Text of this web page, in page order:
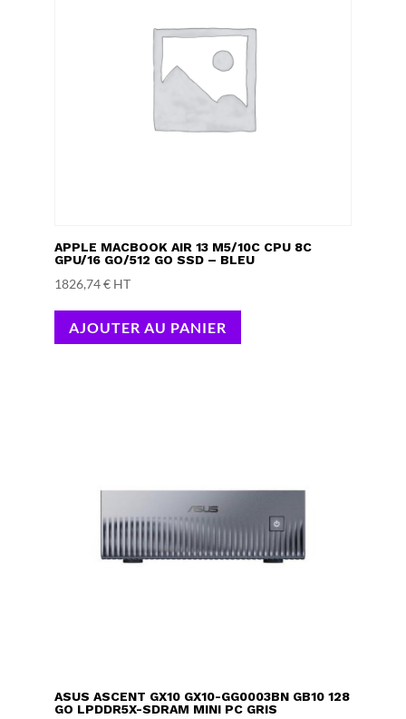
APPLE MACBOOK AIR 13 M5/10C CPU 8C
GPU/16 GO/512 GO SSD – BLEU
1826,74€ HT
AJOUTER AU PANIER
ASUS ASCENT GX10 GX10-GG0003BN GB10 128
GO LPDDR5X-SDRAM MINI PC GRIS